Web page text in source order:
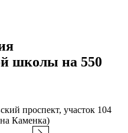
школы на 550
проспект, участок 104
Каменка)